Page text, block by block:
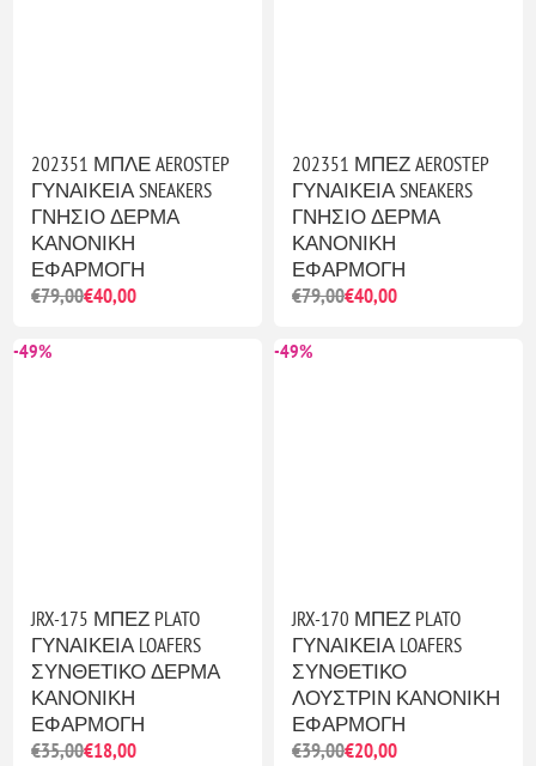
202351 ΜΠΛΕ AEROSTEP
ΓΥΝΑΙΚΕΙΑ SNEAKERS
ΓΝΗΣΙΟ ΔΕΡΜΑ
ΚΑΝΟΝΙΚΗ
ΕΦΑΡΜΟΓΗ
€79,00€40,00
202351 ΜΠΕΖ AEROSTEP
ΓΥΝΑΙΚΕΙΑ SNEAKERS
ΓΝΗΣΙΟ ΔΕΡΜΑ
ΚΑΝΟΝΙΚΗ
ΕΦΑΡΜΟΓΗ
€79,00€40,00
-49%
JRX-175 ΜΠΕΖ PLATO
ΓΥΝΑΙΚΕΙΑ LOAFERS
ΣΥΝΘΕΤΙΚΟ ΔΕΡΜΑ
ΚΑΝΟΝΙΚΗ
ΕΦΑΡΜΟΓΗ
€35,00€18,00
-49%
JRX-170 ΜΠΕΖ PLATO
ΓΥΝΑΙΚΕΙΑ LOAFERS
ΣΥΝΘΕΤΙΚΟ
ΛΟΥΣΤΡΙΝ ΚΑΝΟΝΙΚΗ
ΕΦΑΡΜΟΓΗ
€39,00€20,00